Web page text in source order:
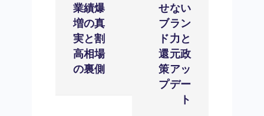
業績爆
増の真
実と割
高相場
の裏側
せない
ブラン
ド力と
還元政
策アッ
プデー
ト